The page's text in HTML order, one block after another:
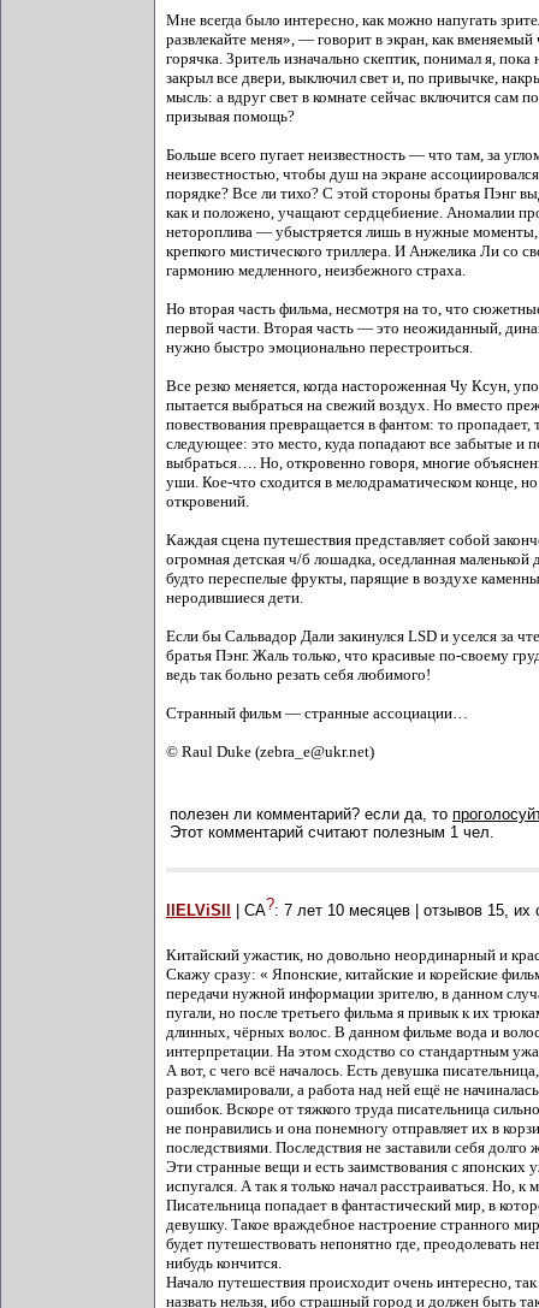
Мне всегда было интересно, как можно напугать
развлекайте меня», — говорит в экран, как
горячка. Зритель изначально скептик, понимал я,
закрыл все двери, выключил свет и, по привычке,
мысль: а вдруг свет в комнате сейчас включится сам
призывая помощь?
Больше всего пугает неизвестность — что там, за
неизвестностью, чтобы душ на экране
порядке? Все ли тихо? С этой стороны братья Пэнг
как и положено, учащают сердцебиение. Аномалии
нетороплива — убыстряется лишь в нужные моменты,
крепкого мистического триллера. И Анжелика Ли со
гармонию медленного, неизбежного страха.
Но вторая часть фильма, несмотря на то, что
первой части. Вторая часть — это неожиданный,
нужно быстро эмоционально перестроиться.
Все резко меняется, когда настороженная Чу Ксун,
пытается выбраться на свежий воздух. Но вместо
повествования превращается в фантом: то
следующее: это место, куда попадают все забытые и
выбраться…. Но, откровенно говоря, многие
уши. Кое-что сходится в мелодраматическом конце,
откровений.
Каждая сцена путешествия представляет собой
огромная детская ч/б лошадка, оседланная
будто переспелые фрукты, парящие в воздухе
неродившиеся дети.
Если бы Сальвадор Дали закинулся LSD и уселся за
братья Пэнг. Жаль только, что красивые по-своему
ведь так больно резать себя любимого!
Странный фильм — странные ассоциации…
© Raul Duke (zebra_e@ukr.net)
полезен ли комментарий? если да, то
Этот комментарий считают полезным 1 чел.
llELViSll | СА?: 7 лет 10 месяцев | отзывов 15, их
Китайский ужастик, но довольно неординарный и
Скажу сразу: « Японские, китайские и корейские
передачи нужной информации зрителю, в данном
пугали, но после третьего фильма я привык к их
длинных, чёрных волос. В данном фильме вода и
интерпретации. На этом сходство со стандартным
А вот, с чего всё началось. Есть девушка
разрекламировали, а работа над ней ещё не
ошибок. Вскоре от тяжкого труда писательница
не понравились и она понемногу отправляет их в
последствиями. Последствия не заставили себя
Эти странные вещи и есть заимствования с
испугался. А так я только начал расстраиваться. Но,
Писательница попадает в фантастический мир, в
девушку. Такое враждебное настроение странного
будет путешествовать непонятно где, преодолевать
нибудь кончится.
Начало путешествия происходит очень интересно,
назвать нельзя, ибо страшный город и должен быть